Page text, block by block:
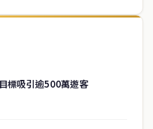
標吸引逾500萬遊客
曼谷的中文新聞媒體，致力於